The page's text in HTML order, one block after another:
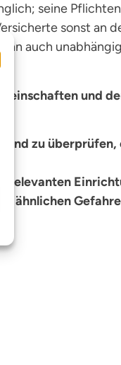
seine
sonst an
auch
und
zu
ähnlichen